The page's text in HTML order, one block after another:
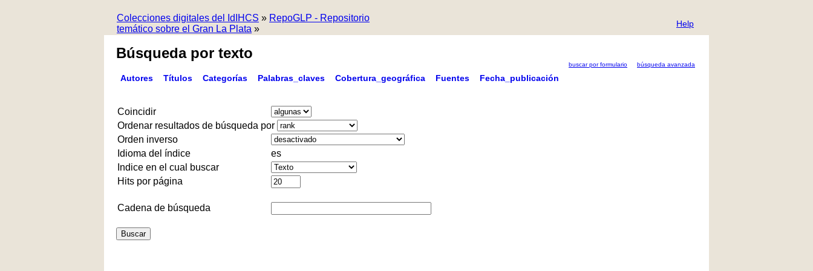
Colecciones digitales del IdIHCS » RepoGLP - Repositorio
temático sobre el Gran La Plata » Help
Búsqueda por texto
buscar por formulario búsqueda avanzada
Autores Títulos Categorías Palabras_claves Cobertura_geográfica Fuentes Fecha_publicación
Coincidir
Ordenar resultados de búsqueda por
Orden inverso
Idioma del índice
es
Indice en el cual buscar
Hits por página
Cadena de búsqueda